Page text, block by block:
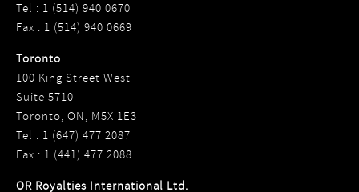
Tel : 1 (514) 940 0670
Fax : 1 (514) 940 0669
Toronto
100 King Street West
Suite 5710
Toronto, ON, M5X 1E3
Tel : 1 (647) 477 2087
Fax : 1 (441) 477 2088
OR Royalties International Ltd.